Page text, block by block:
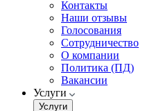
Контакты
Наши отзывы
Голосования
Сотрудничество
О компании
Политика (ПД)
Вакансии
Услуги
Услуги